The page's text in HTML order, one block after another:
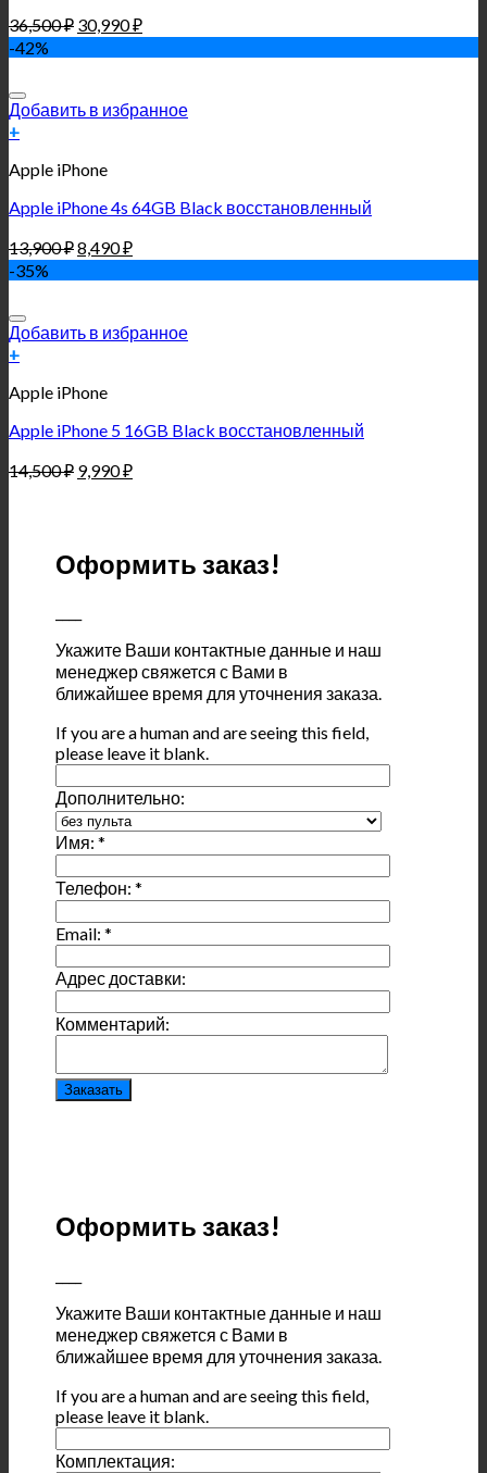
36,500₽ 30,990₽
-42%
Добавить в избранное
+
Apple iPhone
Apple iPhone 4s 64GB Black восстановленный
13,900₽8,490₽
-35%
Добавить в избранное
+
Apple iPhone
Apple iPhone 5 16GB Black восстановленный
14,500₽ 9,990₽
Оформить заказ!
Укажите Ваши контактные данные и наш
менеджер свяжется с Вами в
ближайшее время для уточнения заказа.
If you are a human and are seeing this field,
please leave it blank.
Дополнительно:
Имя:*
Телефон:*
Email:*
Адрес доставки:
Комментарий:
Оформить заказ!
Укажите Ваши контактные данные и наш
менеджер свяжется с Вами в
ближайшее время для уточнения заказа.
If you are a human and are seeing this field,
please leave it blank.
Комплектация: